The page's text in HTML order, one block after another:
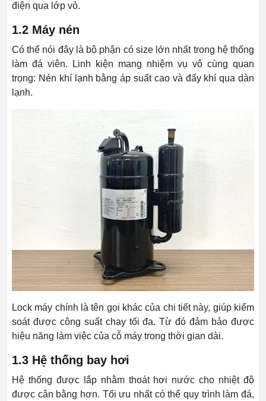
điện qua lớp vỏ.
1.2 Máy nén
Có thể nói đây là bộ phận có size lớn nhất trong hệ thống
làm đá viên. Linh kiện mang nhiệm vụ vô cùng quan
trọng: Nén khí lạnh bằng áp suất cao và đẩy khí qua dàn
lạnh.
Lock máy chính là tên gọi khác của chi tiết này, giúp kiểm
soát được công suất chạy tối đa. Từ đó đảm bảo được
hiệu năng làm việc của cỗ máy trong thời gian dài.
1.3 Hệ thống bay hơi
Hệ thống được lắp nhằm thoát hơi nước cho nhiệt độ
được cân bằng hơn. Tối ưu nhất có thể quy trình làm đá,